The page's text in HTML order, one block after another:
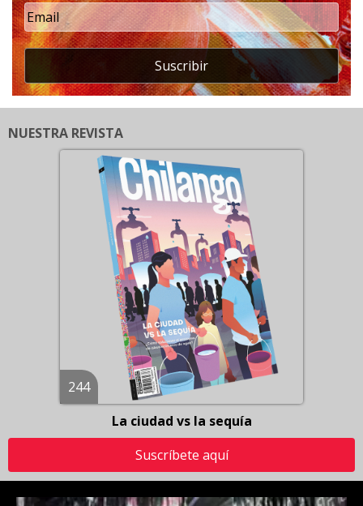
Suscribir
NUESTRA REVISTA
244
La ciudad vs la sequía
Suscríbete aquí